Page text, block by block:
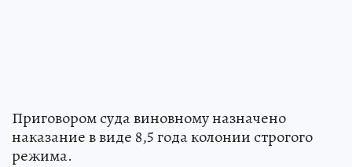
Приговором суда виновному назначено
наказание в виде 8,5 года колонии строгого
режима.